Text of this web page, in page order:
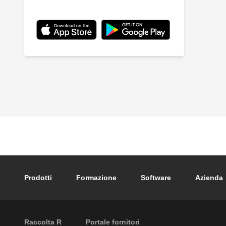
Footer main navigation
Prodotti Formazione Software Azienda
Raccolta R Portale fornitori